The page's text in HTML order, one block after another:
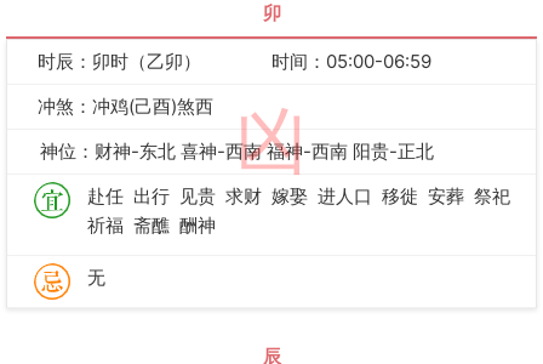
卯
凶
时辰：卯时（乙卯）
时间：05:00-06:59
冲煞：冲鸡(己酉)煞西
神位：财神-东北 喜神-西南 福神-西南 阳贵-正北
赴任 出行 见贵 求财 嫁娶 进人口 移徙 安葬 祭祀
祈福 斋醮 酬神
无
辰